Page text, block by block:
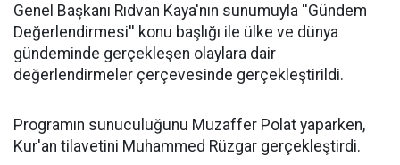
Genel Başkanı Rıdvan Kaya'nın sunumuyla ''Gündem
Değerlendirmesi'' konu başlığı ile ülke ve dünya
gündeminde gerçekleşen olaylara dair
değerlendirmeler çerçevesinde gerçekleştirildi.
Programın sunuculuğunu Muzaffer Polat yaparken,
Kur'an tilavetini Muhammed Rüzgar gerçekleştirdi.